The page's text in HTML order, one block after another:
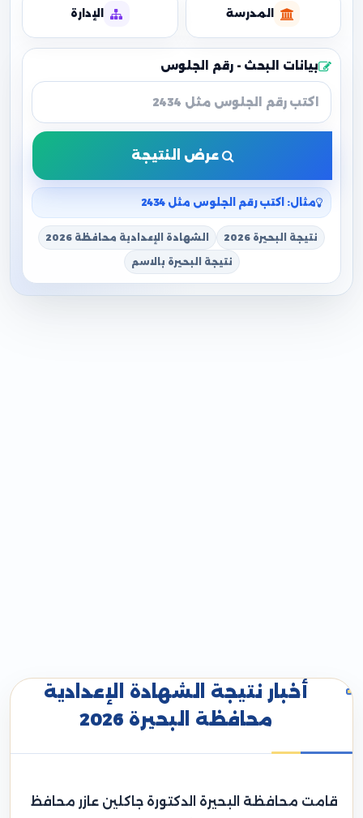
المدرسة الإدارة
بيانات البحث - رقم الجلوس
عرض النتيجة
مثال: اكتب رقم الجلوس مثل 2434
نتيجة البحيرة 2026 الشهادة الإعدادية محافظة 2026
نتيجة البحيرة بالاسم
أخبار نتيجة الشهادة الإعدادية
محافظة البحيرة 2026
قامت محافظة البحيرة الدكتورة جاكلين عازر محافظ